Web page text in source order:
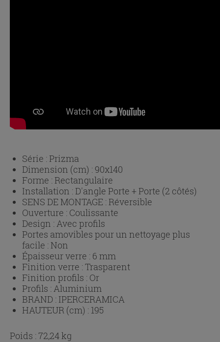
Série :Prizma
Dimension (cm) : 90x140
Forme :Rectangulaire
Installation :D'angle Porte + Porte (2 côtés)
SENS DE MONTAGE :Réversible
Ouverture : Coulissante
Design : Avec profils
Portes amovibles pour un nettoyage plus
facile :Non
Épaisseur verre : 6 mm
Finition verre :Trasparent
Finition profils : Or
Profils : Aluminium
BRAND : IPERCERAMICA
HAUTEUR (cm) : 195
Poids : 72,24 kg